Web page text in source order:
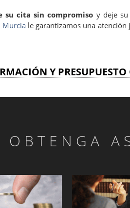
su cita sin compromiso y deje
Murciale garantizamos una atención
Y
OBTENGA